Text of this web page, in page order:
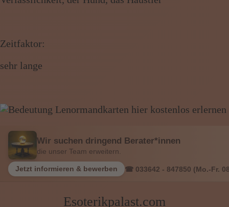
Menü: Kartenlegen kostenlos, Jobs,
Zeitfaktor:
sehr lange
Wir suchen dringend Berater*innen
die unser Team erweitern.
Jetzt informieren & bewerben ☎ 033642 - 847850 (Mo.-Fr.
Esoterikpalast.com